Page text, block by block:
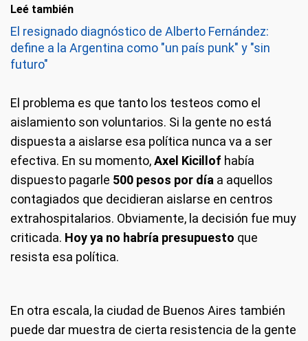
Leé también
El resignado diagnóstico de Alberto Fernández:
define a la Argentina como "un país punk" y "sin
futuro"
El problema es que tanto los testeos como el
aislamiento son voluntarios. Si la gente no está
dispuesta a aislarse esa política nunca va a ser
efectiva. En su momento,Axel Kicillof había
dispuesto pagarle 500 pesos por día a aquellos
contagiados que decidieran aislarse en centros
extrahospitalarios. Obviamente, la decisión fue muy
criticada. Hoy ya no habría presupuesto que
resista esa política.
En otra escala, la ciudad de Buenos Aires también
puede dar muestra de cierta resistencia de la gente